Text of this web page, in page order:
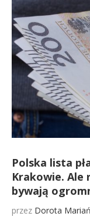
Polska lista
Krakowie. Ale
bywają
przez Dorota